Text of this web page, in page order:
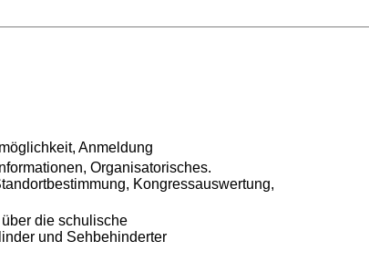
Anmeldung
Organisatorisches.
Kongressauswertung,
die schulische
und Sehbehinderter